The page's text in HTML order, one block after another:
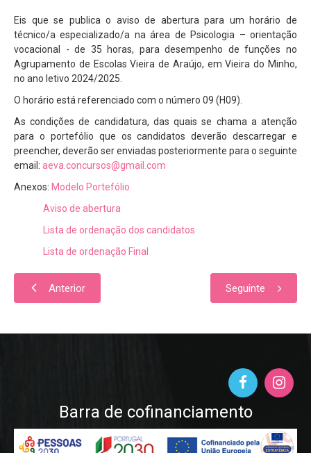
Seguro Escolar
Fale Connosco (Eq. Avaliação Int.)
Eis que se publica o aviso de abertura para um horário de
técnico/a especializado/a na área de Psicologia – orientação
vocacional - de 35 horas, para desempenho de funções no
Agrupamento de Escolas Vieira de Araújo, em Vieira do Minho,
no ano letivo 2024/2025.
O horário está referenciado com o número 09 (H09).
As condições de candidatura, das quais se chama a atenção
para o portefólio que os candidatos deverão descarregar e
preencher, deverão ser enviadas posteriormente para o seguinte
email: aeva.concursos@gmail.com
Anexos: Modelo Portefólio
Aviso de abertura
Lista de ordenação dos candidatos
Lista de ordenação Final
Anterior Seguinte
Barra de cofinanciamento